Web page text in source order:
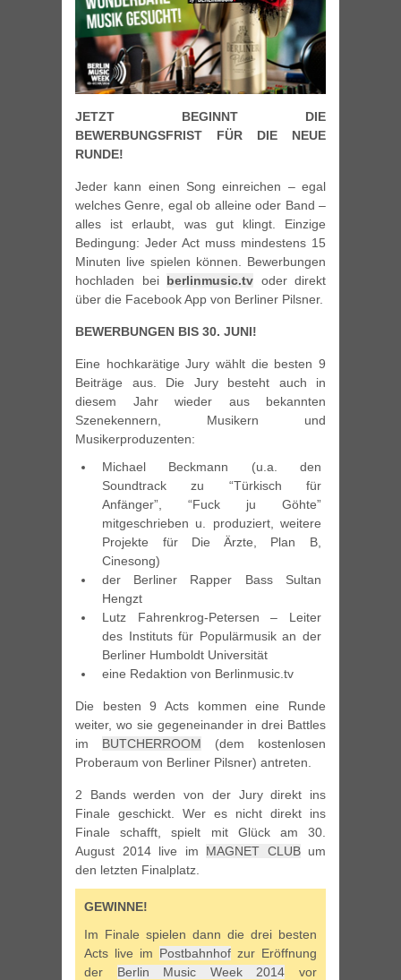
JETZT BEGINNT DIE
BEWERBUNGSFRIST FÜR DIE NEUE
RUNDE!
Jeder kann einen Song einreichen – egal
welches Genre, egal ob alleine oder Band –
alles ist erlaubt, was gut klingt. Einzige
Bedingung: Jeder Act muss mindestens 15
Minuten live spielen können. Bewerbungen
hochladen bei berlinmusic.tv oder direkt
über die Facebook App von Berliner Pilsner.
BEWERBUNGEN BIS 30. JUNI!
Eine hochkarätige Jury wählt die besten 9
Beiträge aus. Die Jury besteht auch in
diesem Jahr wieder aus bekannten
Szenekennern, Musikern und
Musikerproduzenten:
Michael Beckmann (u.a. den
Soundtrack zu “Türkisch für
Anfänger”, “Fuck ju Göhte”
mitgeschrieben u. produziert, weitere
Projekte für Die Ärzte, Plan B,
Cinesong)
der Berliner Rapper Bass Sultan
Hengzt
Lutz Fahrenkrog-Petersen – Leiter
des Instituts für Populärmusik an der
Berliner Humboldt Universität
eine Redaktion von Berlinmusic.tv
Die besten 9 Acts kommen eine Runde
weiter, wo sie gegeneinander in drei Battles
im BUTCHERROOM (dem kostenlosen
Proberaum von Berliner Pilsner) antreten.
2 Bands werden von der Jury direkt ins
Finale geschickt. Wer es nicht direkt ins
Finale schafft, spielt mit Glück am 30.
August 2014 live im MAGNET CLUBum
den letzten Finalplatz.
GEWINNE!
Im Finale spielen dann die drei besten
Acts live im Postbahnhof zur Eröffnung
der Berlin Music Week 2014 vor